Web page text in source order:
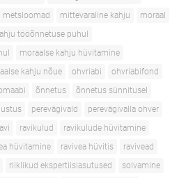
metsloomad mittevaraline kahju
moraal
tööõnnetuse puhul
moraalse kahju hüvitamine
kahju nõue ohvriabi
ohvriabifond
õnnetus
õnnetus sünnitusel
perevägivald
perevägivalla ohver
ravikulud
ravikulude hüvitamine
hüvitamine ravivea hüvitis
ravivead
riiklikud ekspertiisiasutused
solvamine